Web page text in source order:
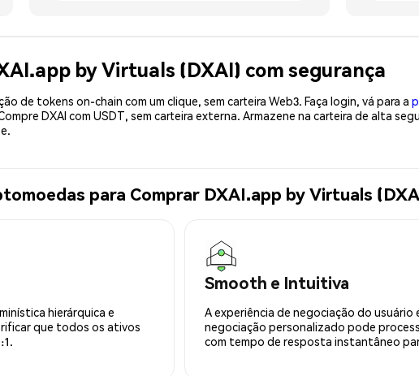
by Virtuals (DXAI) com segurança
de tokens on-chain com um clique, sem carteira Web3. Faça login, vá para a
DXAI com USDT, sem carteira externa. Armazene na carteira de alta
para Comprar DXAI.app by Virtuals
hierárquica e
que todos os ativos
Smooth e Intuitiva
A experiência de negociação do
negociação personalizado pode
com tempo de resposta instantâneo